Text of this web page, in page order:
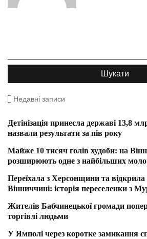
Недавні записи
Детінізація принесла державі 13,8
назвали результати за пів року
Майже 10 тисяч голів худоби: на
розширюють одне з найбільших
Переїхала з Херсонщини та відкрила
Вінниччині: історія переселенки з
Жителів Бабчинецької громади
торгівлі людьми
У Ямполі через коротке замикання